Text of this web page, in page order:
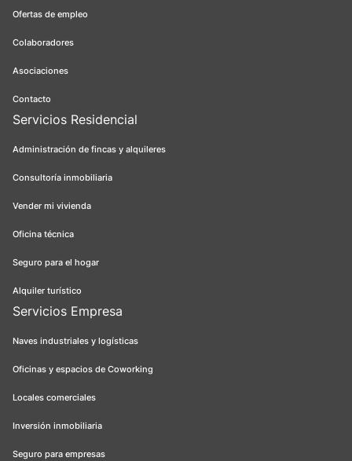
Ofertas de empleo
Colaboradores
Asociaciones
Contacto
Servicios Residencial
Administración de fincas y alquileres
Consultoría inmobiliaria
Vender mi vivienda
Oficina técnica
Seguro para el hogar
Alquiler turístico
Servicios Empresa
Naves industriales y logísticas
Oficinas y espacios de Coworking
Locales comerciales
Inversión inmobiliaria
Seguro para empresas